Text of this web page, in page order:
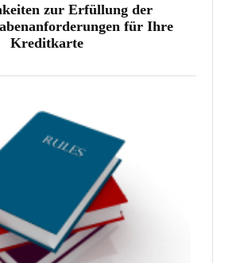
zur Erfüllung der
für Ihre
Kreditkarte